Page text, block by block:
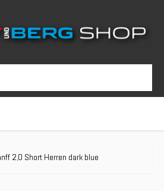
2,0 Short Herren dark blue